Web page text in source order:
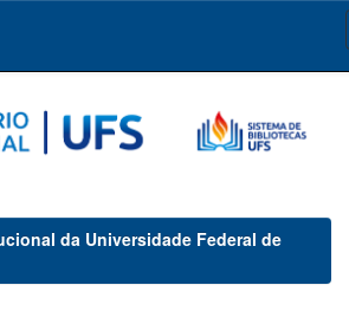
da Universidade Federal de